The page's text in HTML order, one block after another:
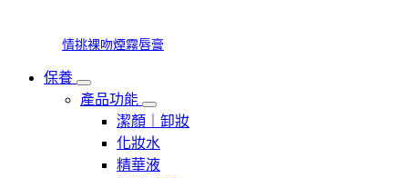
情挑裸吻煙霧唇膏
保養
產品功能
潔顏｜卸妝
化妝水
精華液